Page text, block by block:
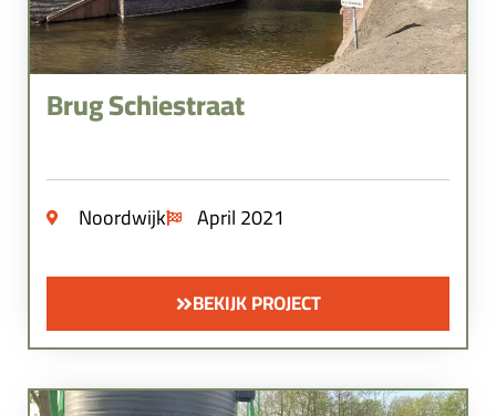
Brug Schiestraat
Noordwijk April 2021
BEKIJK PROJECT